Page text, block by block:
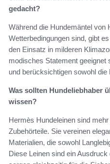
gedacht?
Während die Hundemäntel von
Wetterbedingungen sind, gibt
den Einsatz in milderen
modisches Statement geeignet
und berücksichtigen sowohl
Was sollten Hundeliebhaber
wissen?
Hermès Hundeleinen sind
Zubehörteile. Sie vereinen
Materialien, die sowohl
Diese Leinen sind ein